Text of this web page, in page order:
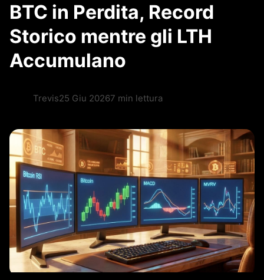
BTC in Perdita, Record
Storico mentre gli LTH
Accumulano
Trevis25 Giu 20267 min lettura